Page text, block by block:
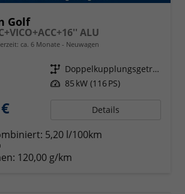
Golf
ALU
ca. 6 Monate Neuwagen
Getriebe
Doppelkupplungsgetriebe (DSG)
Leistung 85 kW (116 PS)
Details
5,20 l/100km
120,00 g/km